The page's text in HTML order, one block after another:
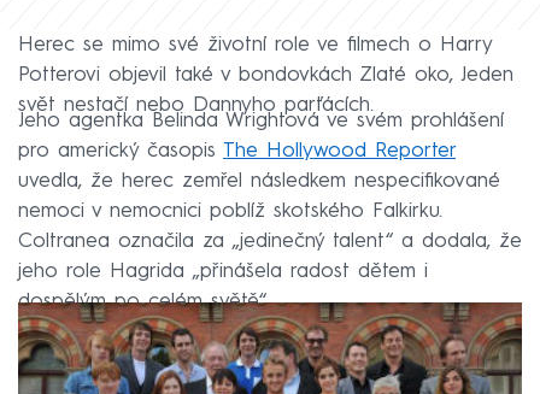
Herec se mimo své životní role ve filmech o Harry
Potterovi objevil také v bondovkách Zlaté oko, Jeden
svět nestačí nebo Dannyho parťácích.
Jeho agentka Belinda Wrightová ve svém prohlášení
pro americký časopis The Hollywood Reporter
uvedla, že herec zemřel následkem nespecifikované
nemoci v nemocnici poblíž skotského Falkirku.
Coltranea označila za „jedinečný talent“ a dodala, že
jeho role Hagrida „přinášela radost dětem i
dospělým po celém světě“.